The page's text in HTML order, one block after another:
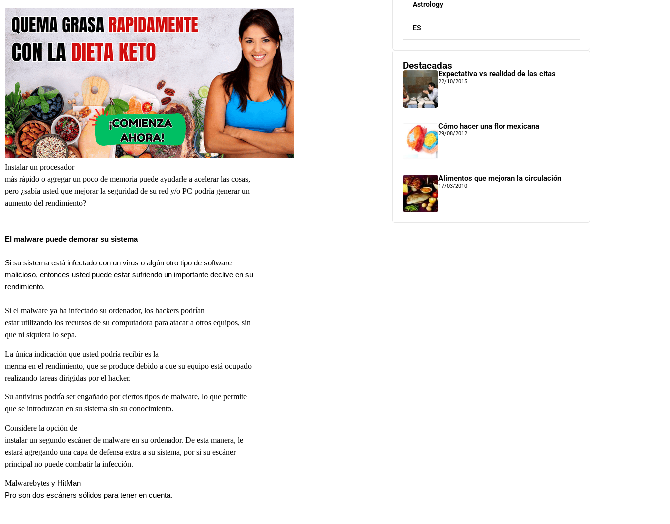
Instalar un procesador
más rápido o agregar un poco de memoria puede ayudarle a acelerar las cosas,
pero ¿sabía usted que mejorar la seguridad de su red y/o PC podría generar un
aumento del rendimiento?
El malware puede demorar su sistema
Si su sistema está infectado con un virus o algún otro tipo de software
malicioso, entonces usted puede estar sufriendo un importante declive en su
rendimiento.
Si el malware ya ha infectado su ordenador, los hackers podrían
estar utilizando los recursos de su computadora para atacar a otros equipos, sin
que ni siquiera lo sepa.
La única indicación que usted podría recibir es la
merma en el rendimiento, que se produce debido a que su equipo está ocupado
realizando tareas dirigidas por el hacker.
Su antivirus podría ser engañado por ciertos tipos de malware, lo que permite
que se introduzcan en su sistema sin su conocimiento.
Considere la opción de
instalar un segundo escáner de malware en su ordenador. De esta manera, le
estará agregando una capa de defensa extra a su sistema, por si su escáner
principal no puede combatir la infección.
Malwarebytes y HitMan
Pro son dos escáners sólidos para tener en cuenta.
Astrology
ES
Destacadas
Expectativa vs realidad de las citas
22/10/2015
Cómo hacer una flor mexicana
29/08/2012
Alimentos que mejoran la circulación
17/03/2010